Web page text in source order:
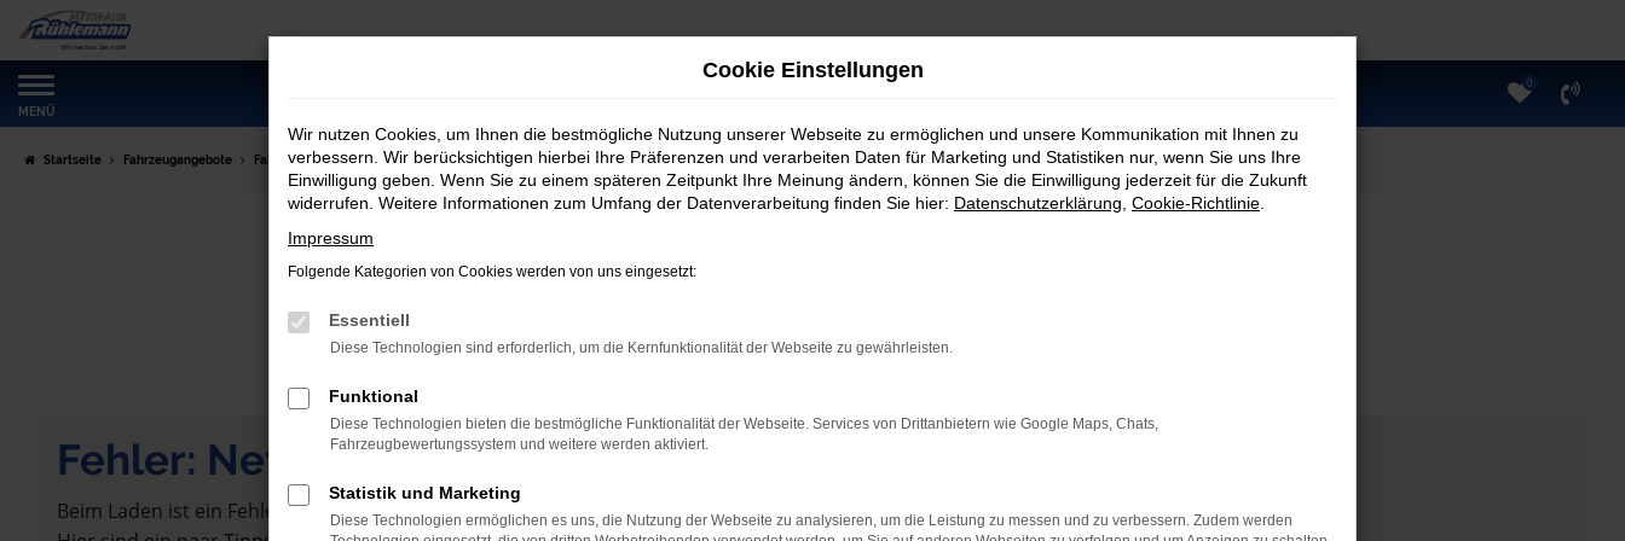
Zum
Hauptinhalt
springen
MENÜ
0
Startseite Fahrzeugangebote Fahrzeugmarkt
Fahrzeugmarkt
Fehler: Network Error
Beim Laden ist ein Fehler aufgetreten.
Cookie Einstellungen
Wir nutzen Cookies, um Ihnen die bestmögliche Nutzung unserer Webseite zu ermöglichen und unsere Kommunikation mit Ihnen zu
verbessern. Wir berücksichtigen hierbei Ihre Präferenzen und verarbeiten Daten für Marketing und Statistiken nur, wenn Sie uns Ihre
Einwilligung geben. Wenn Sie zu einem späteren Zeitpunkt Ihre Meinung ändern, können Sie die Einwilligung jederzeit für die Zukunft
widerrufen. Weitere Informationen zum Umfang der Datenverarbeitung finden Sie hier: Datenschutzerklärung Cookie-Richtlinie
Impressum
Folgende Kategorien von Cookies werden von uns eingesetzt:
Essentiell
Diese Technologien sind erforderlich, um die Kernfunktionalität der Webseite zu gewährleisten.
Funktional
Diese Technologien bieten die bestmögliche Funktionalität der Webseite. Services von Drittanbietern wie Google Maps, Chats,
Fahrzeugbewertungssystem und weitere werden aktiviert.
Statistik und Marketing
Diese Technologien ermöglichen es uns, die Nutzung der Webseite zu analysieren, um die Leistung zu messen und zu verbessern. Zudem werden